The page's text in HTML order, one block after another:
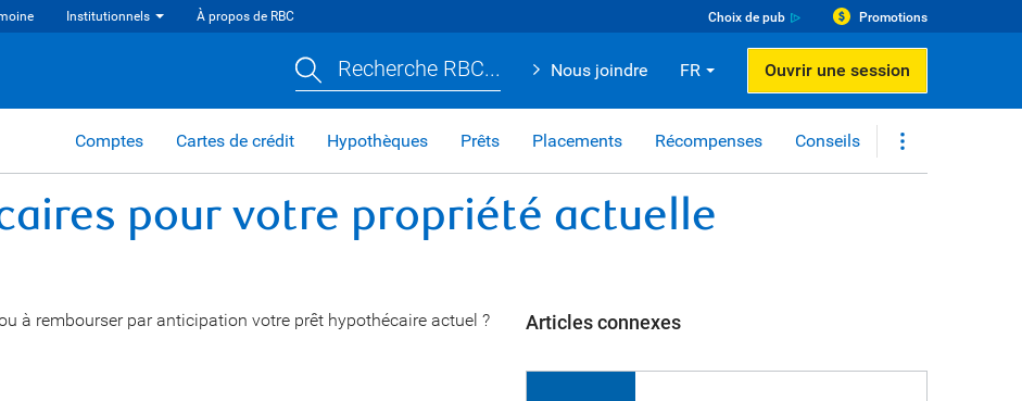
Institutionnels À propos de RBC Choix de pub Promotions
Recherche RBC... Nous joindre FR Ouvrir une session
Comptes Cartes de crédit Hypothèques Prêts Placements Récompenses Conseils
pour votre propriété actuelle
à rembourser par anticipation votre prêt hypothécaire actuel ?
Articles connexes